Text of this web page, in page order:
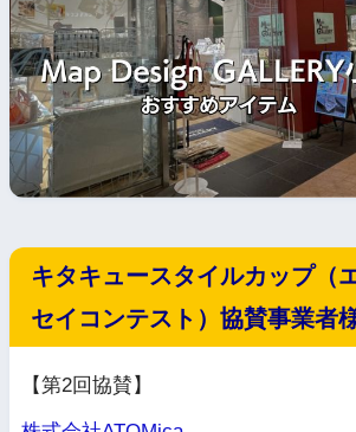
キタキュースタイルカップ（
セイコンテスト）協賛事業者
【第2回協賛】